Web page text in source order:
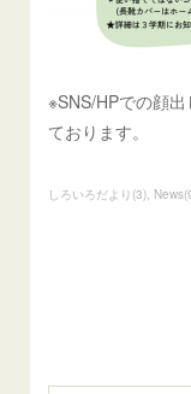
※SNS/HPでの顔
ております。
しろいろだより (3) News(